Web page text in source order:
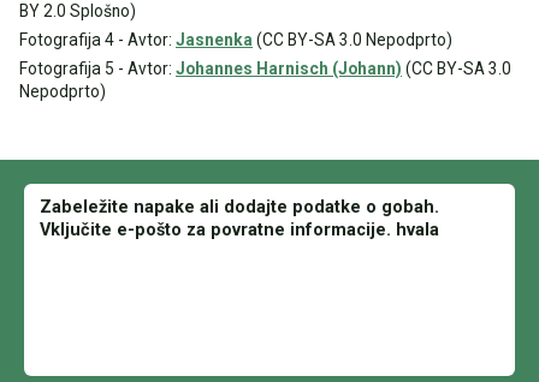
BY 2.0 Splošno)
Fotografija 4 - Avtor: Jasnenka (CC BY-SA 3.0 Nepodprto)
Fotografija 5 - Avtor: Johannes Harnisch (Johann) (CC BY-SA 3.0
Nepodprto)